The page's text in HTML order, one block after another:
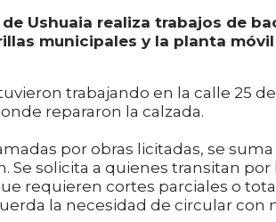
Ushuaia realiza trabajos de
municipales y la planta
trabajando en la calle 25
repararon la calzada.
por obras licitadas, se
Se solicita a quienes transitan
requieren cortes parciales o
la necesidad de circular con